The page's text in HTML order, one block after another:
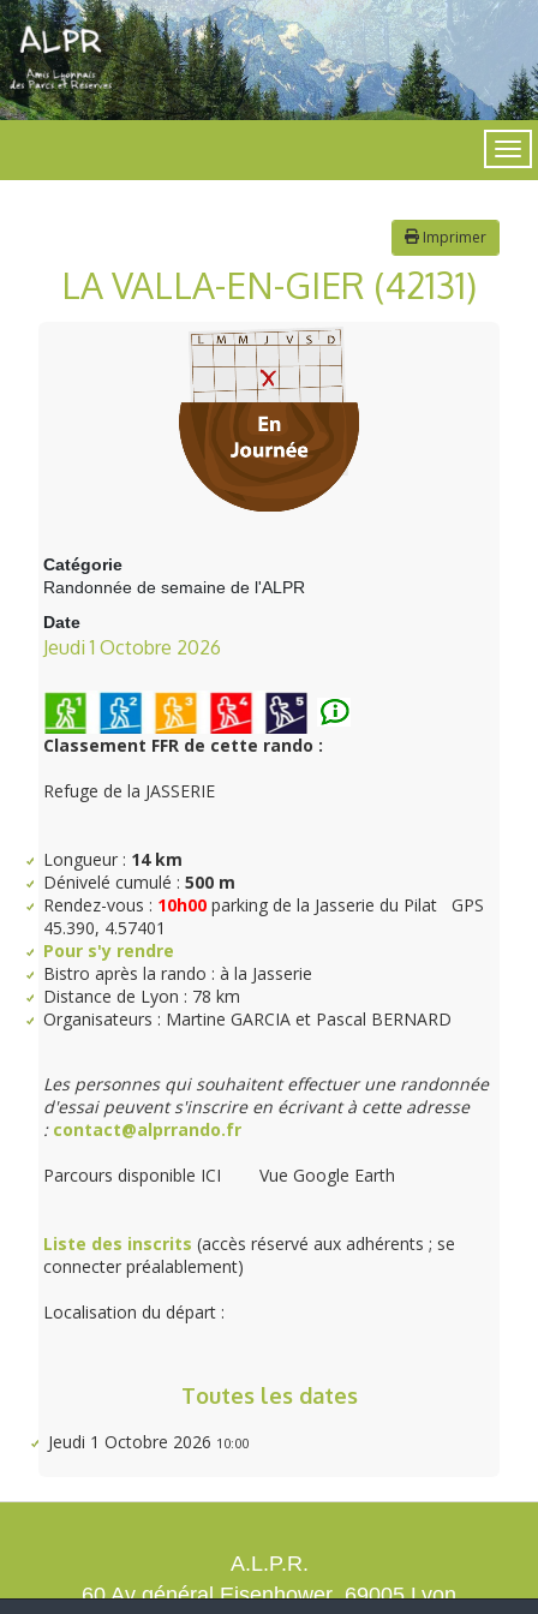
Imprimer
LA VALLA-EN-GIER (42131)
Catégorie
Randonnée de semaine de l'ALPR
Date
Jeudi 1 Octobre 2026
Classement FFR de cette rando :
Refuge de la JASSERIE
Longueur : 14 km
Dénivelé cumulé :500 m
Rendez-vous : 10h00 parking de la Jasserie du Pilat GPS
45.390, 4.57401
Pour s'y rendre
Bistro après la rando : à la Jasserie
Distance de Lyon : 78 km
Organisateurs : Martine GARCIA et Pascal BERNARD
Les personnes qui souhaitent effectuer une randonnée
d'essai peuvent s'inscrire en écrivant à cette adresse
: contact@alprrando.fr
Parcours disponible ICI Vue Google Earth
Liste des inscrits (accès réservé aux adhérents ; se
connecter préalablement)
Localisation du départ :
Toutes les dates
Jeudi 1 Octobre 2026 10:00
A.L.P.R.
60 Av général Eisenhower 69005 Lyon